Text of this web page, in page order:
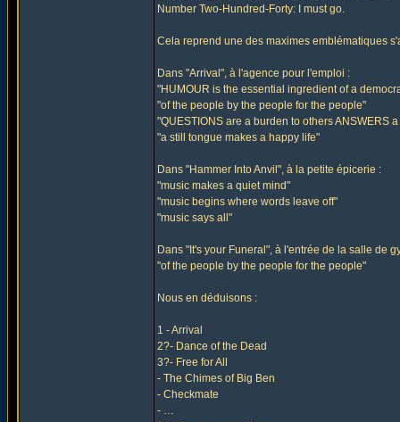
Number Two-Hundred-Forty: I must go.
Cela reprend une des maximes emblématiques
Dans "Arrival", à l'agence pour l'emploi :
"HUMOUR is the essential ingredient of a
"of the people by the people for the people"
"QUESTIONS are a burden to others ANSWERS
"a still tongue makes a happy life"
Dans "Hammer Into Anvil", à la petite épicerie :
"music makes a quiet mind"
"music begins where words leave off"
"music says all"
Dans "It's your Funeral", à l'entrée de la salle de
"of the people by the people for the people"
Nous en déduisons :
1 - Arrival
2?- Dance of the Dead
3?- Free for All
- The Chimes of Big Ben
- Checkmate
- …